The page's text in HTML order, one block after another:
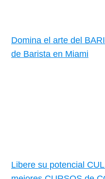
Domina el arte del
de Barista en Miami
Libere su potencial